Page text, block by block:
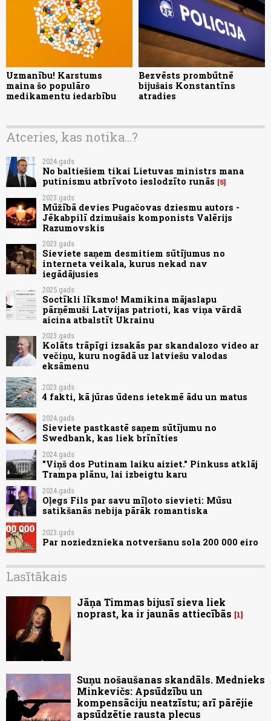
Uzmanību! Karstums
maina šo populāro
medikamentu iedarbību
Bezvēsts prombūtnē
bijušais Konstantīns
atradies
Atceries, kas notika...?
2024.gads
No baltiešiem tikai Lietuvas ministrs mana
putinismu atbrīvoto ieslodzīto runās
5
2023.gads
Mūžībā devies Pugačovas dziesmu autors -
Jēkabpilī dzimušais komponists Valērijs
Razumovskis
2023.gads
Sieviete saņem desmitiem sūtījumus no
interneta veikala, kurus nekad nav
iegādājusies
2025.gads
Soctīkli līksmo! Mamikina mājaslapu
pārņēmuši Latvijas patrioti, kas viņa vārdā
aicina atbalstīt Ukrainu
2023.gads
Kolāts trāpīgi izsakās par skandalozo video ar
večiņu, kuru nogādā uz latviešu valodas
eksāmenu
2023.gads
4 fakti, kā jūras ūdens ietekmē ādu un matus
2024.gads
Sieviete pastkastē saņem sūtījumu no
Swedbank, kas liek brīnīties
2024.gads
"Viņš dos Putinam laiku aiziet." Pinkuss atklāj
Trampa plānu, lai izbeigtu karu
2024.gads
Oļegs Fils par savu mīļoto sievieti: Mūsu
satikšanās nebija pārāk romantiska
2023.gads
Par noziedznieka notveršanu sola 200 000 eiro
Lasītākais
Jāņa Timmas bijusī sieva liek
noprast, ka ir jaunās attiecībās
1
Suņu nošaušanas skandāls. Mednieks
Minkevičs: Apsūdzību un
kompensāciju neatzīstu; arī pārējie
apsūdzētie rausta plecus